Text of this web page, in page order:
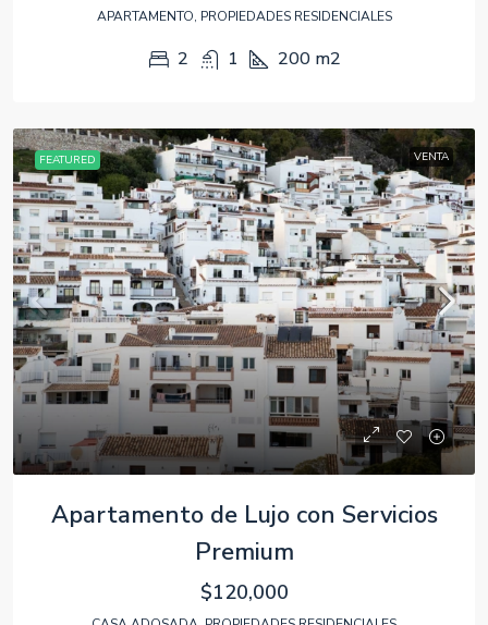
APARTAMENTO, PROPIEDADES RESIDENCIALES
2 1 200 m2
FEATURED VENTA
Apartamento de Lujo con Servicios
Premium
$120,000